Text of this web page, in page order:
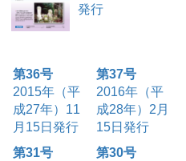
発行
第36号
2015年（平
成27年）11
月15日発行
第37号
2016年（平
成28年）2月
15日発行
第31号
第30号